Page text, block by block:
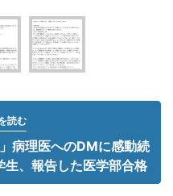
読む
病理医へのDMに感動続
、報告した医学部合格